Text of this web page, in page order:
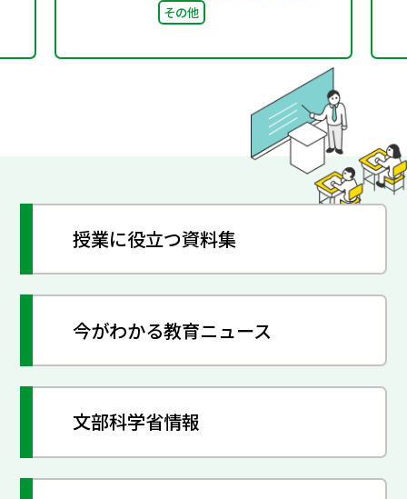
その他
授業に役立つ資料集
今がわかる教育ニュース
文部科学省情報